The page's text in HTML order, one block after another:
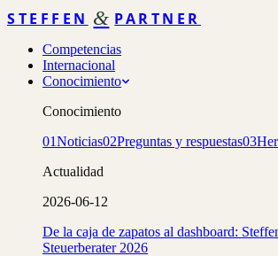
STEFFEN & PARTNER
Competencias
Internacional
Conocimiento
Conocimiento
01Noticias02Preguntas y respuestas03
Actualidad
2026-06-12
De la caja de zapatos al dashboard:
Steuerberater 2026